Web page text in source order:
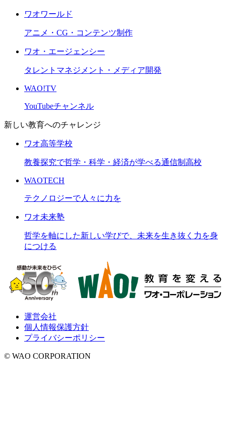
ワオワールド
アニメ・CG・コンテンツ制作
ワオ・エージェンシー
タレントマネジメント・メディア開発
WAO!TV
YouTubeチャンネル
新しい教育へのチャレンジ
ワオ高等学校
教養探究で哲学・科学・経済が学べる通信制高校
WAOTECH
テクノロジーで人々に力を
ワオ未来塾
哲学を軸にした新しい学びで、未来を生き抜く力を身
につける
運営会社
個人情報保護方針
プライバシーポリシー
© WAO CORPORATION